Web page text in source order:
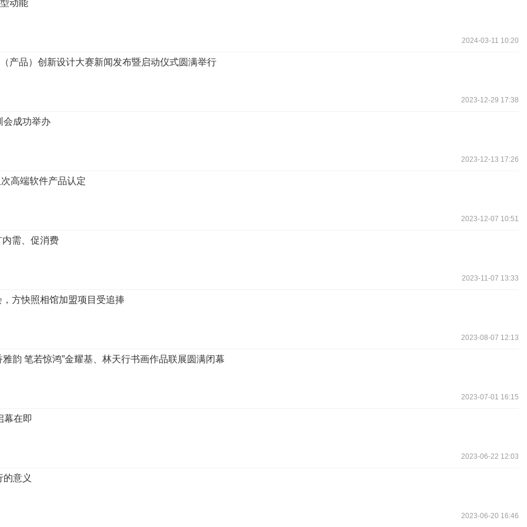
动能
2024-03-11 10:20
产品）创新设计大赛新闻发布暨启动仪式圆满举行
2023-12-29 17:38
会成功举办
2023-12-13 17:26
高端软件产品认定
2023-12-07 10:51
内需、促消费
2023-11-07 13:33
方快照相馆加盟项目受追捧
2023-08-07 12:13
韵 笔若惊鸿”金耀基、林天行书画作品联展圆满闭幕
2023-07-01 16:15
幕在即
2023-06-22 12:03
的意义
2023-06-20 16:46